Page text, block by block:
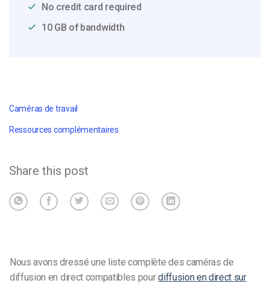
No credit card required
10 GB of bandwidth
Caméras de travail
Ressources complémentaires
Share this post
Nous avons dressé une liste complète des caméras de
diffusion en direct compatibles pourdiffusion en direct sur